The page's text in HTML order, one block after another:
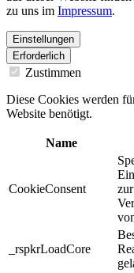
zu uns im Impressum.
Einstellungen
Erforderlich
Zustimmen
Diese Cookies werden
Website benötigt.
Name
CookieConsent
zur
_rspkrLoadCore